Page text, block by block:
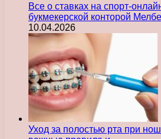
Все о ставках на спорт-
букмекерской конторой
10.04.2026
Уход за полостью рта при